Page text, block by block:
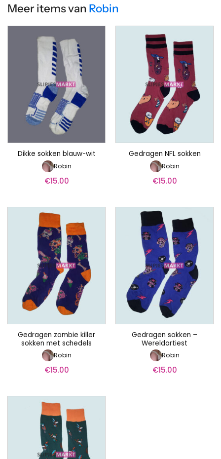
Meer items van Robin
Dikke sokken blauw-wit
Robin
€15.00
Gedragen NFL sokken
Robin
€15.00
Gedragen zombie killer
sokken met schedels
Robin
€15.00
Gedragen sokken –
Wereldartiest
Robin
€15.00